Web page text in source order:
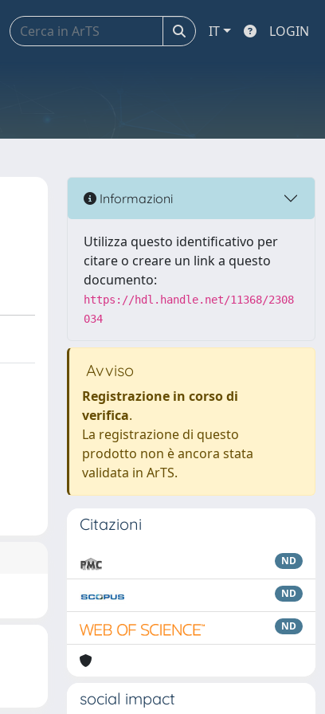
IT LOGIN
Informazioni
Utilizza questo identificativo per
citare o creare un link a questo
documento:
https://hdl.handle.net/11368/2308
034
Avviso
Registrazione in corso di
verifica.
La registrazione di questo
prodotto non è ancora stata
validata in ArTS.
Citazioni
ND
ND
ND
social impact